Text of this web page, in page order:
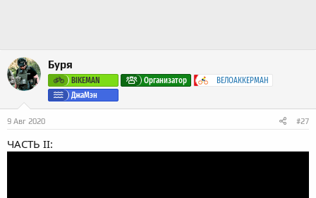
Буря
BIKEMAN Организатор
ВЕЛОАККЕРМАН
ДжаМэн
9 Авг 2020 #27
ЧАСТЬ II: